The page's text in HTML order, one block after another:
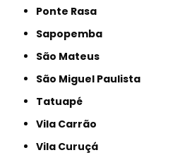
Ponte Rasa
Sapopemba
São Mateus
São Miguel Paulista
Tatuapé
Vila Carrão
Vila Curuçá